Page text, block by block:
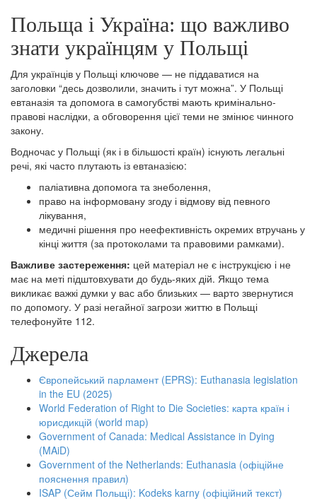
Польща і Україна: що важливо
знати українцям у Польщі
Для українців у Польщі ключове — не піддаватися на
заголовки “десь дозволили, значить і тут можна”. У Польщі
евтаназія та допомога в самогубстві мають кримінально-
правові наслідки, а обговорення цієї теми не змінює чинного
закону.
Водночас у Польщі (як і в більшості країн) існують легальні
речі, які часто плутають із евтаназією:
паліативна допомога та знеболення,
право на інформовану згоду і відмову від певного
лікування,
медичні рішення про неефективність окремих втручань у
кінці життя (за протоколами та правовими рамками).
Важливе застереження: цей матеріал не є інструкцією і не
має на меті підштовхувати до будь-яких дій. Якщо тема
викликає важкі думки у вас або близьких — варто звернутися
по допомогу. У разі негайної загрози життю в Польщі
телефонуйте 112.
Джерела
Європейський парламент (EPRS): Euthanasia legislation
in the EU (2025)
World Federation of Right to Die Societies: карта країн і
юрисдикцій (world map)
Government of Canada: Medical Assistance in Dying
(MAiD)
Government of the Netherlands: Euthanasia (офіційне
пояснення правил)
ISAP (Сейм Польщі): Kodeks karny (офіційний текст)